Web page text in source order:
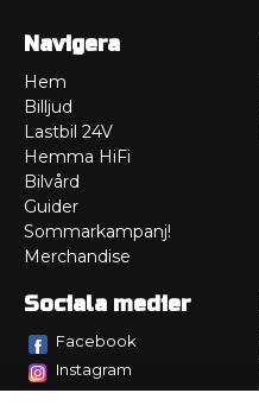
Navigera
Hem
Billjud
Lastbil 24V
Hemma HiFi
Bilvård
Guider
Sommarkampanj!
Merchandise
Sociala medier
Facebook
Instagram